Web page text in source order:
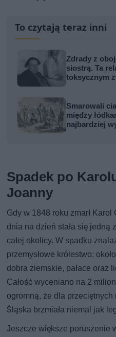
To czytają teraz inni
Zdrady z
siostrą. Ta
toksycznym
Smarowali
między
najbardziej
Spadek po
Joanny
Gdy w 1848 roku zmarł
dnia na dzień stała się
całej okolicy. W spadku
przemysłowe królestwo:
dobra ziemskie, pałace oraz
Całość wyceniano na 2
ogromną, że dla
Śląska brzmiała niemal jak
Jeszcze większe poruszenie